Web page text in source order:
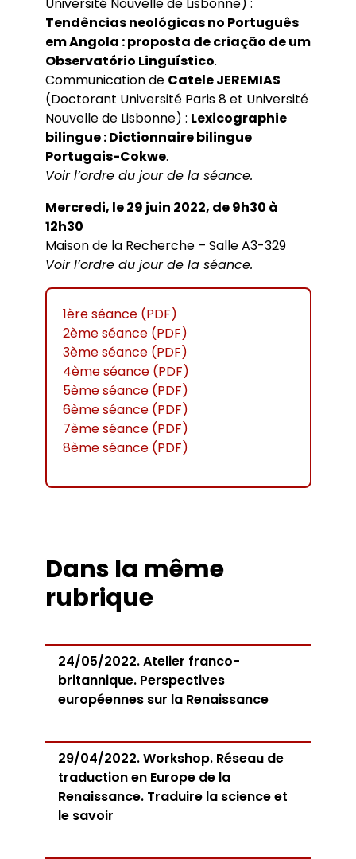
Tendências neológicas no Português
em Angola : proposta de criação de um
Observatório Linguístico.
Communication de Catele JEREMIAS
(Doctorant Université Paris 8 et Université
Nouvelle de Lisbonne) : Lexicographie
bilingue : Dictionnaire bilingue
Portugais-Cokwe.
Voir l’ordre du jour de la séance.
Mercredi, le 29 juin 2022, de 9h30 à
12h30
Maison de la Recherche – Salle A3-329
Voir l’ordre du jour de la séance.
1ère séance (PDF)
2ème séance (PDF)
3ème séance (PDF)
4ème séance (PDF)
5ème séance (PDF)
6ème séance (PDF)
7ème séance (PDF)
8ème séance (PDF)
Dans la même
rubrique
24/05/2022. Atelier franco-
britannique. Perspectives
européennes sur la Renaissance
29/04/2022. Workshop. Réseau de
traduction en Europe de la
Renaissance. Traduire la science et
le savoir